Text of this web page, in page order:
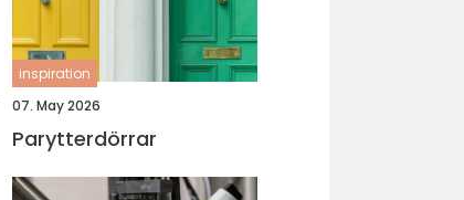
inspiration
07. May 2026
Parytterdörrar